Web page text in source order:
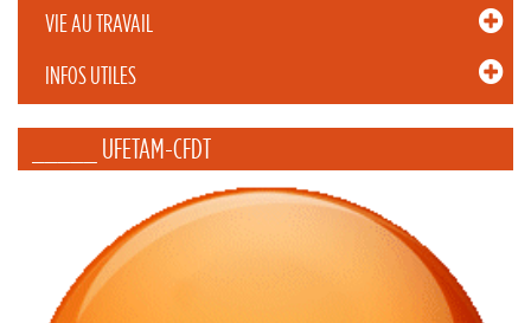
VIE AU TRAVAIL
INFOS UTILES
_____ UFETAM-CFDT